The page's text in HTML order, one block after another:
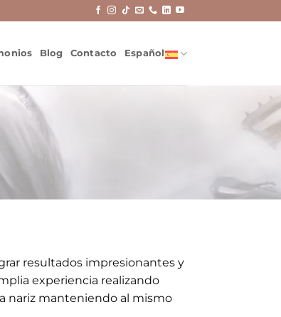
Blog Contacto Español
resultados impresionantes y
experiencia realizando
nariz manteniendo al mismo